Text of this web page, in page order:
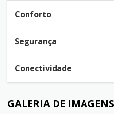
Conforto
Segurança
Conectividade
GALERIA DE IMAGENS